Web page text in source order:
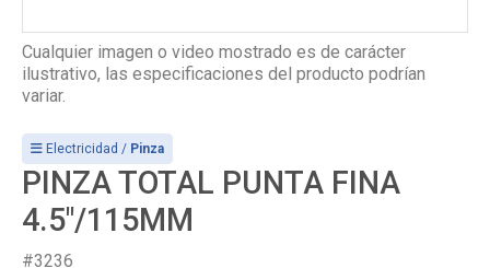
Cualquier imagen o video mostrado es de carácter
ilustrativo, las especificaciones del producto podrían
variar.
Electricidad / Pinza
PINZA TOTAL PUNTA FINA
4.5"/115MM
#3236